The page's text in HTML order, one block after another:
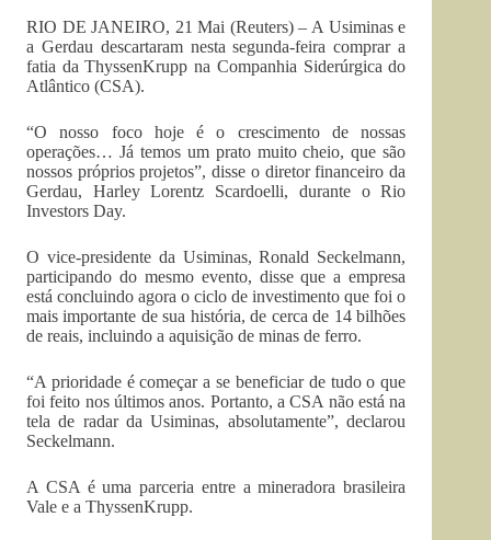
RIO DE JANEIRO, 21 Mai (Reuters) – A Usiminas e
a Gerdau descartaram nesta segunda-feira comprar a
fatia da ThyssenKrupp na Companhia Siderúrgica do
Atlântico (CSA).
“O nosso foco hoje é o crescimento de nossas
operações… Já temos um prato muito cheio, que são
nossos próprios projetos”, disse o diretor financeiro da
Gerdau, Harley Lorentz Scardoelli, durante o Rio
Investors Day.
O vice-presidente da Usiminas, Ronald Seckelmann,
participando do mesmo evento, disse que a empresa
está concluindo agora o ciclo de investimento que foi o
mais importante de sua história, de cerca de 14 bilhões
de reais, incluindo a aquisição de minas de ferro.
“A prioridade é começar a se beneficiar de tudo o que
foi feito nos últimos anos. Portanto, a CSA não está na
tela de radar da Usiminas, absolutamente”, declarou
Seckelmann.
A CSA é uma parceria entre a mineradora brasileira
Vale e a ThyssenKrupp.